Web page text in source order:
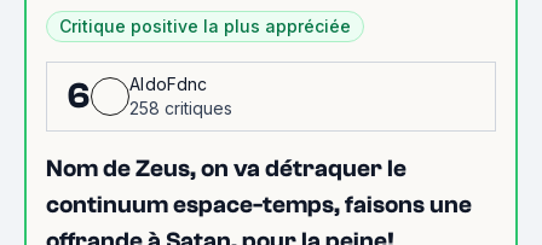
Critique positive la plus appréciée
6
AldoFdnc
258 critiques
Nom de Zeus, on va détraquer le
continuum espace-temps, faisons une